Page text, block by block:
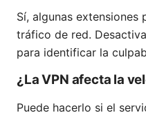
Sí, algunas
tráfico de red.
para identificar la
¿La VPN afecta la
Puede hacerlo si el